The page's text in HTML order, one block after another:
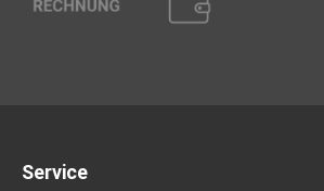
Service